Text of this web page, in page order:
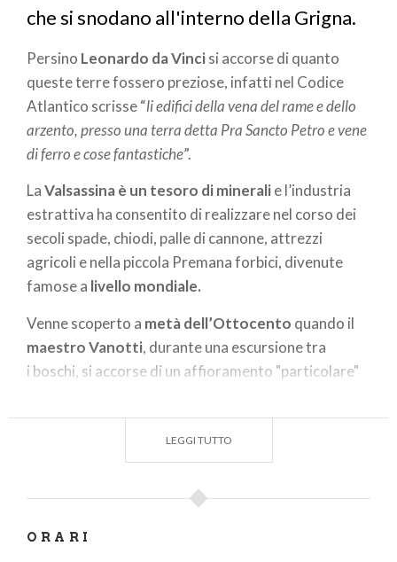
che si snodano all'interno della Grigna.
Persino Leonardo da Vincisi accorse di quanto
queste terre fossero preziose, infatti nel Codice
Atlantico scrisse “li edifici della vena del rame e dello
arzento, presso una terra detta Pra Sancto Petro e vene
di ferro e cose fantastiche”.
LaValsassina è un tesoro di mineralie l’industria
estrattiva ha consentito di realizzare nel corso dei
secoli spade, chiodi, palle di cannone, attrezzi
agricoli e nella piccola Premana forbici, divenute
famose a livello mondiale.
Venne scoperto a metà dell’Ottocento quando il
maestro Vanotti, durante una escursione tra
i boschi, si accorse di un affioramento "particolare"
Barite.
Sostanza utile e preziosa venne impiegata per
numerosi scopi, dall’industria alimentare a quella
della carta, fino all’impiego in
LEGGI TUTTO
ORARI